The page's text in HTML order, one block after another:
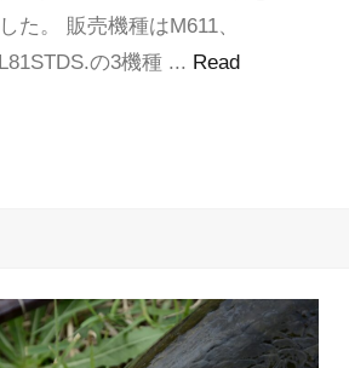
た。 販売機種はM611、
の3機種 ... Read